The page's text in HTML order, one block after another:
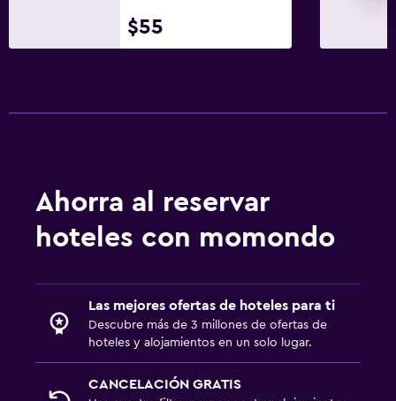
$55
Ahorra al reservar
hoteles con momondo
Las mejores ofertas de hoteles para ti
Descubre más de 3 millones de ofertas de
hoteles y alojamientos en un solo lugar.
CANCELACIÓN GRATIS